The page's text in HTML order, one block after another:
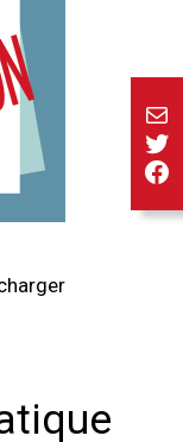
E-